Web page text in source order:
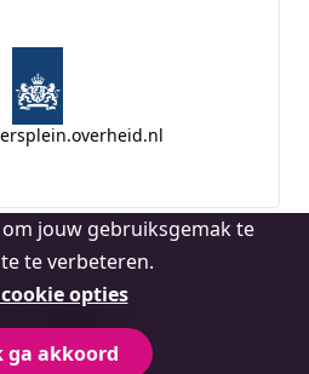
jouw gebruiksgemak te
te verbeteren.
opties
ga akkoord
vragen